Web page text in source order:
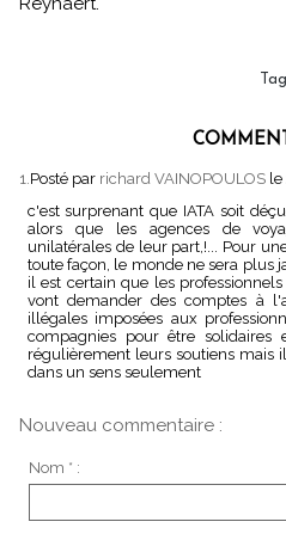
1.Posté par richard VAINOPOULOS
c'est surprenant que IATA soit
alors que les agences de
unilatérales de leur part,!... Pour
toute façon, le monde ne sera plus
il est certain que les
vont demander des comptes à
illégales imposées aux
compagnies pour être solidaires
régulièrement leurs soutiens mais
dans un sens seulement
Nouveau commentaire :
Nom * :